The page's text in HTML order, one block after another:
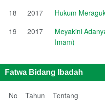
18
2017
Hukum
19
2017
Meyakini
Imam)
Fatwa Bidang Ibadah
No Tahun
Tentang